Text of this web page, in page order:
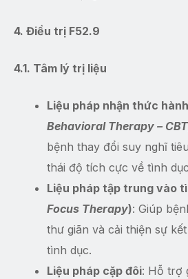
4. Điều trị F52.9
4.1. Tâm lý trị liệu
Liệu pháp nhận thức
Behavioral Therapy – CBT
bệnh thay đổi suy nghĩ
thái độ tích cực về tình
Liệu pháp tập trung vào
Focus Therapy): Giúp
thư giãn và cải thiện sự
tình dục.
Liệu pháp cặp đôi: Hỗ trợ